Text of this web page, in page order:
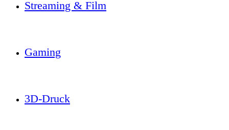
Streaming & Film
Gaming
3D-Druck